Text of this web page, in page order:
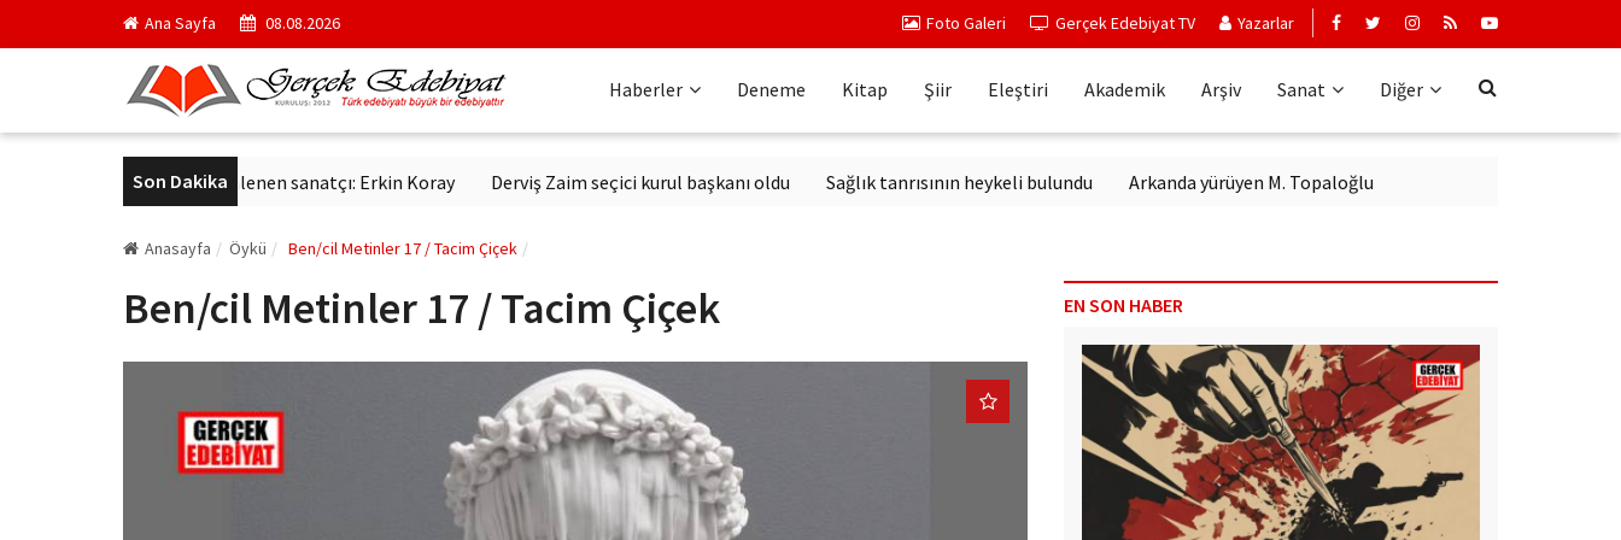
Ana Sayfa 08.08.2026 Foto Galeri Gerçek Edebiyat TV Yazarlar
Haberler Deneme Kitap Şiir Eleştiri Akademik Arşiv Sanat Diğer
Son Dakika
aynı sevgiyle dinlenen sanatçı: Erkin Koray Derviş Zaim seçici kurul başkanı oldu Sağlık tanrısının heykeli bulundu Arkanda yürüyen M. Topaloğlu
Anasayfa Öykü Ben/cil Metinler 17 / Tacim Çiçek
Ben/cil Metinler 17 / Tacim Çiçek EN SON HABER